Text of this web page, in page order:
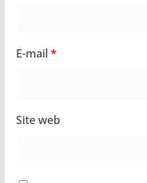
E-mail*
Site web